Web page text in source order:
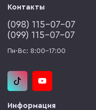
Контакты
(‎098) 115-07-07
(‎099) 115-07-07
Пн-Вс: 8:00-17:00
Информация